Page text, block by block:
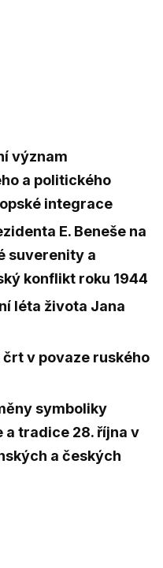
význam
a politického
integrace
E. Beneše na
suverenity a
konflikt roku 1944
léta života Jana
črt v povaze ruského
symboliky
tradice 28. října v
a českých